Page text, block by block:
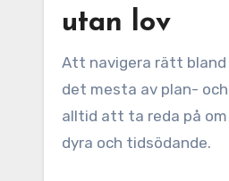
utan lov
Att navigera rätt bland
det mesta av plan-
alltid att ta reda på om
dyra och tidsödande.